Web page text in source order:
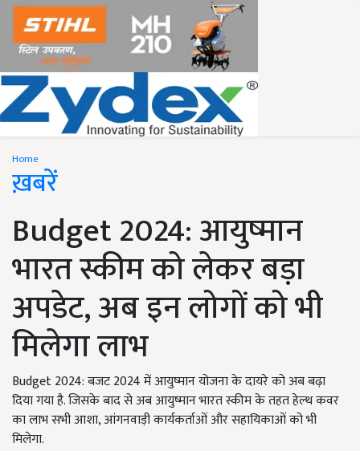
Home
ख़बरें
Budget 2024: आयुष्मान
भारत स्कीम को लेकर बड़ा
अपडेट, अब इन लोगों को भी
मिलेगा लाभ
Budget 2024: बजट 2024 में आयुष्मान योजना के दायरे को अब बढ़ा
दिया गया है. जिसके बाद से अब आयुष्मान भारत स्कीम के तहत हेल्‍थ कवर
का लाभ सभी आशा, आंगनवाड़ी कार्यकर्ताओं और सहायिकाओं को भी
मिलेगा.